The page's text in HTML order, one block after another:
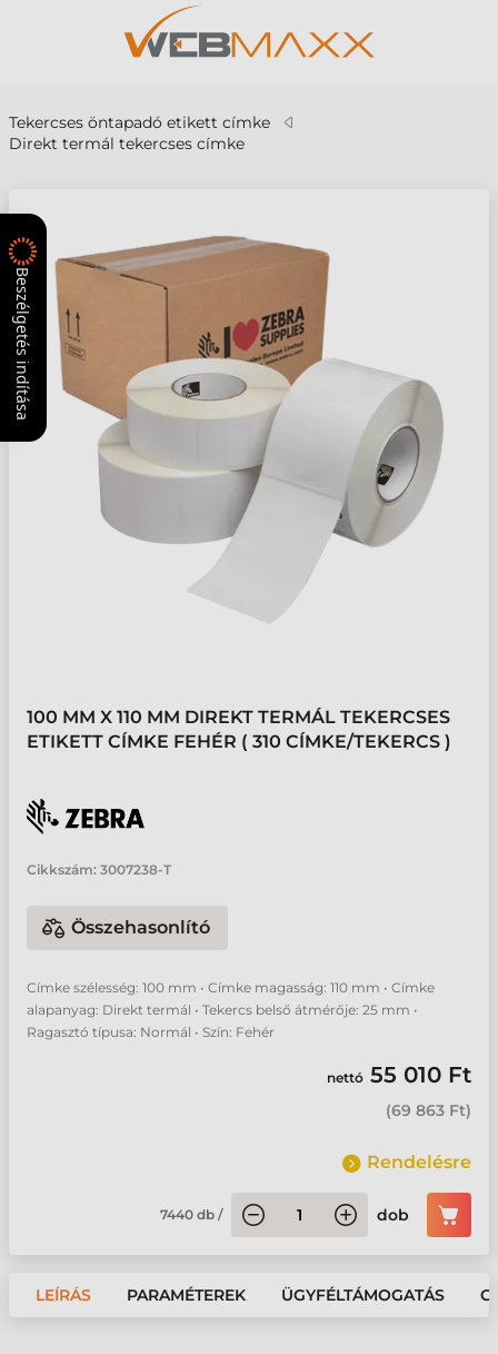
Tekercses öntapadó etikett címke
Direkt termál tekercses címke
100 MM X 110 MM DIREKT TERMÁL TEKERCSES
ETIKETT CÍMKE FEHÉR ( 310 CÍMKE/TEKERCS )
Cikkszám: 3007238-T
Összehasonlító
Címke szélesség: 100 mm • Címke magasság: 110 mm • Címke
alapanyag: Direkt termál • Tekercs belső átmérője: 25 mm •
Ragasztó típusa: Normál • Szín: Fehér
nettó 55 010 Ft
(69 863 Ft)
Rendelésre
7440 db / dob
LEÍRÁS PARAMÉTEREK ÜGYFÉLTÁMOGATÁS
Beszélgetés indítása